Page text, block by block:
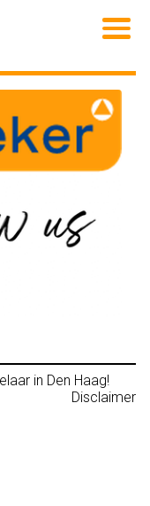
in Den Haag!
Disclaimer